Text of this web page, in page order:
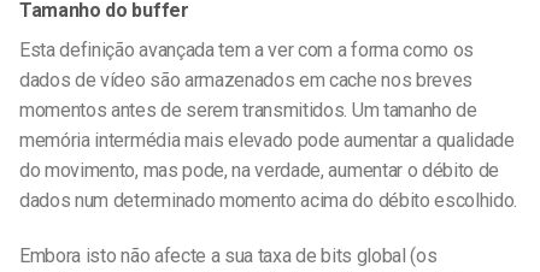
Tamanho do buffer
Esta definição avançada tem a ver com a forma como os
dados de vídeo são armazenados em cache nos breves
momentos antes de serem transmitidos. Um tamanho de
memória intermédia mais elevado pode aumentar a qualidade
do movimento, mas pode, na verdade, aumentar o débito de
dados num determinado momento acima do débito escolhido.
Embora isto não afecte a sua taxa de bits global (os